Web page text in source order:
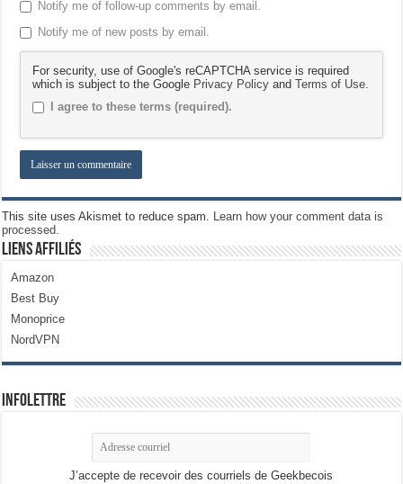
Notify me of follow-up comments by email.
Notify me of new posts by email.
For security, use of Google's reCAPTCHA service is required
which is subject to the Google Privacy Policy andTerms of Use
I agree to these terms (required).
This site uses Akismet to reduce spam. Learn how your comment data is
processed.
Liens Affiliés
Amazon
Best Buy
Monoprice
NordVPN
Infolettre
J’accepte de recevoir des courriels de Geekbecois